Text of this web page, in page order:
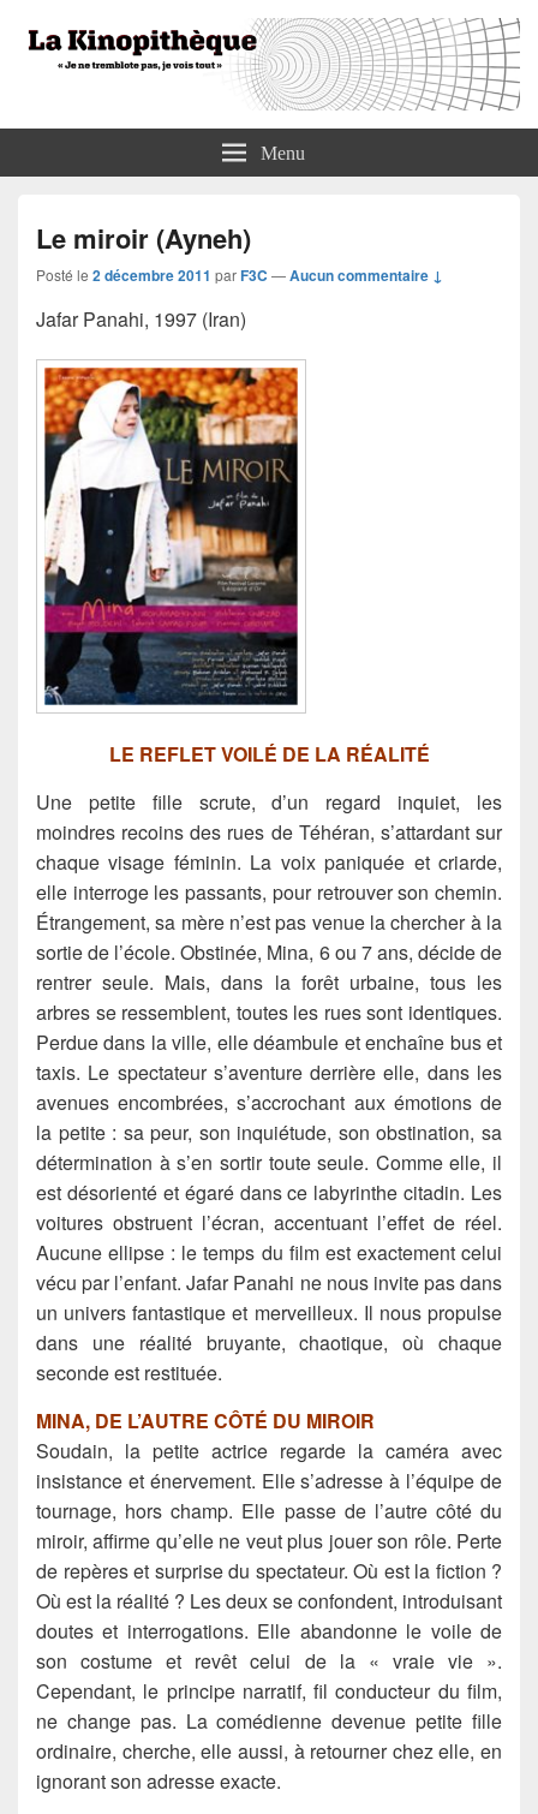
La KinopithèqueMenu
Le miroir (Ayneh)
Posté le 2 décembre 2011 parF3C —Aucun commentaire ↓
Jafar Panahi, 1997 (Iran)
LE REFLET VOILÉ DE LA RÉALITÉ
Une petite fille scrute, d’un regard inquiet, les
moindres recoins des rues de Téhéran, s’attardant sur
chaque visage féminin. La voix paniquée et criarde,
elle interroge les passants, pour retrouver son chemin.
Étrangement, sa mère n’est pas venue la chercher à la
sortie de l’école. Obstinée, Mina, 6 ou 7 ans, décide de
rentrer seule. Mais, dans la forêt urbaine, tous les
arbres se ressemblent, toutes les rues sont identiques.
Perdue dans la ville, elle déambule et enchaîne bus et
taxis. Le spectateur s’aventure derrière elle, dans les
avenues encombrées, s’accrochant aux émotions de
la petite : sa peur, son inquiétude, son obstination, sa
détermination à s’en sortir toute seule. Comme elle, il
est désorienté et égaré dans ce labyrinthe citadin. Les
voitures obstruent l’écran, accentuant l’effet de réel.
Aucune ellipse : le temps du film est exactement celui
vécu par l’enfant. Jafar Panahi ne nous invite pas dans
un univers fantastique et merveilleux. Il nous propulse
dans une réalité bruyante, chaotique, où chaque
seconde est restituée.
MINA, DE L’AUTRE CÔTÉ DU MIROIR
Soudain, la petite actrice regarde la caméra avec
insistance et énervement. Elle s’adresse à l’équipe de
tournage, hors champ. Elle passe de l’autre côté du
miroir, affirme qu’elle ne veut plus jouer son rôle. Perte
de repères et surprise du spectateur. Où est la fiction ?
Où est la réalité ? Les deux se confondent, introduisant
doutes et interrogations. Elle abandonne le voile de
son costume et revêt celui de la « vraie vie ».
Cependant, le principe narratif, fil conducteur du film,
ne change pas. La comédienne devenue petite fille
ordinaire, cherche, elle aussi, à retourner chez elle, en
ignorant son adresse exacte.